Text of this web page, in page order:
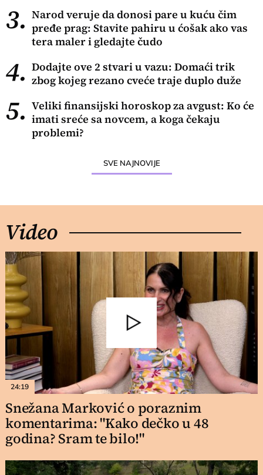
3. Narod veruje da donosi pare u kuću čim
pređe prag: Stavite pahiru u ćošak ako vas
tera maler i gledajte čudo
4. Dodajte ove 2 stvari u vazu: Domaći trik
zbog kojeg rezano cveće traje duplo duže
5. Veliki finansijski horoskop za avgust: Ko će
imati sreće sa novcem, a koga čekaju
problemi?
SVE NAJNOVIJE
Video
24:19
Snežana Marković o poraznim
komentarima: "Kako dečko u 48
godina? Sram te bilo!"